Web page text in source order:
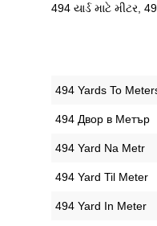
494 યાર્ડ માટે મીટર,
‎494 Yards To
‎494 Двор в Метър
‎494 Yard Na Metr
‎494 Yard Til Meter
‎494 Yard In Meter